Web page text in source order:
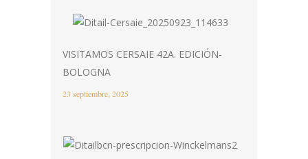
VISITAMOS CERSAIE 42A. EDICIÓN-
BOLOGNA
23 septiembre, 2025